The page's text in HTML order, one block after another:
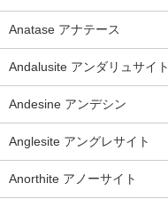
Anatase アナテース
Andalusite アンダリュサイト
Andesine アンデシン
Anglesite アングレサイト
Anorthite アノーサイト